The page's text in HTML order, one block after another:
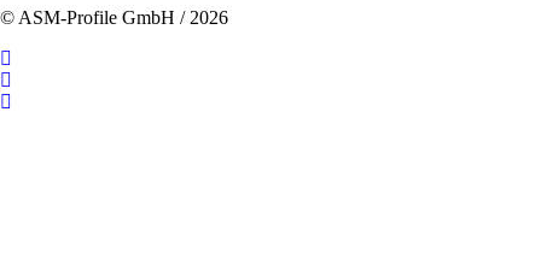
© ASM-Profile GmbH / 2026